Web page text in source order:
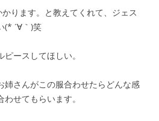
ります。と教えてくれて、ジェス
(* ´∀｀)笑
ースしてほしい。
姉さんがこの服合わせたらどんな感
せてもらいます。